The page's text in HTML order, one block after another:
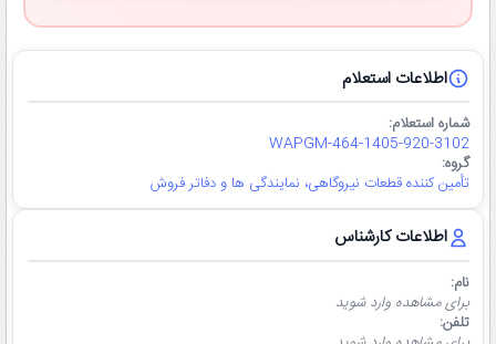
اطلاعات استعلام
شماره استعلام:
WAPGM-464-1405-920-3102
گروه:
تأمین کننده قطعات نیروگاهی، نمایندگی ها و دفاتر فروش
اطلاعات کارشناس
نام:
برای مشاهده وارد شوید
تلفن: